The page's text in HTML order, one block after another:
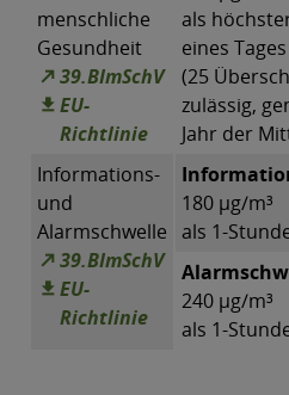
menschliche
Gesundheit
39.BImSchV
EU-
Richtlinie
als
eines Tages
(25
zulässig,
Jahr der
Informations-
und
Alarmschwelle
39.BImSchV
EU-
Richtlinie
180 µg/m³
als 1-
240 µg/m³
als 1-